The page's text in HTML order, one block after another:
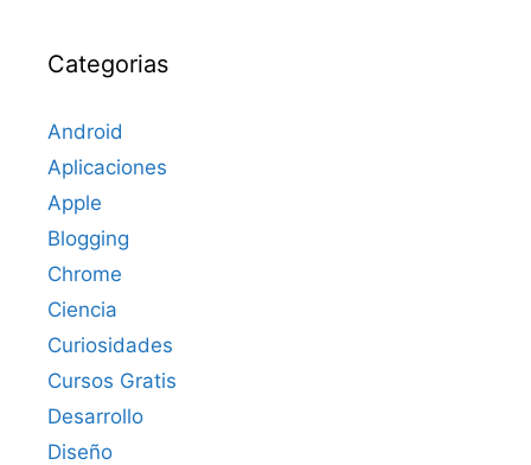
Categorias
Android
Aplicaciones
Apple
Blogging
Chrome
Ciencia
Curiosidades
Cursos Gratis
Desarrollo
Diseño